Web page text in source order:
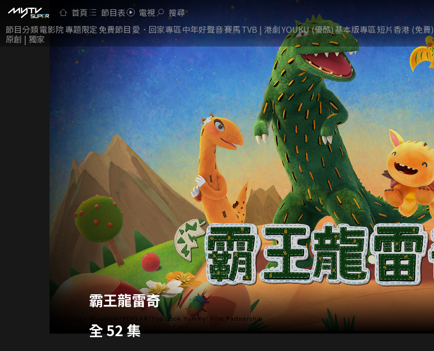
首頁 節目表 電視 搜尋
節目分類電影院專題限定免費節目 愛．回家專區中年好聲音賽馬TVB | 港劇YOUKU (優酷)基本版專區短片香港 (免費)
原創 | 獨家
霸王龍雷奇
全 52 集